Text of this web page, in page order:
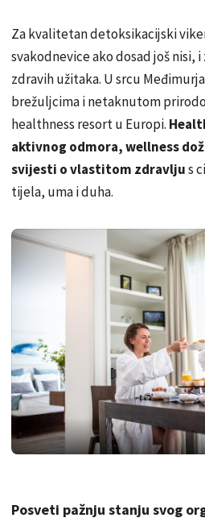
Za kvalitetan detoksikacijski
svakodnevice ako dosad još nisi,
zdravih užitaka. U srcu
brežuljcima i netaknutom
healthness resort u Europi.
aktivnog odmora, wellness
svijesti o vlastitom zdravljus
tijela, uma i duha.
Posveti pažnju stanju svog